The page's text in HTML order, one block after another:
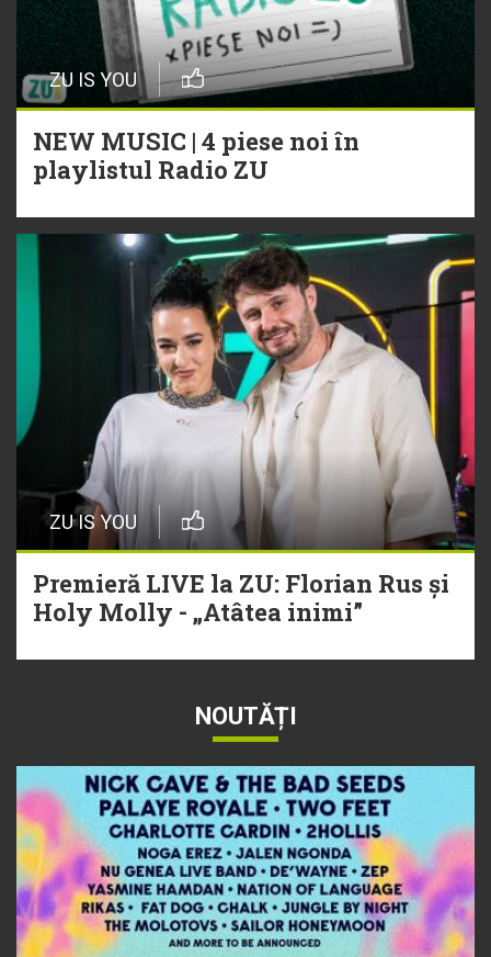
ZU IS YOU
NEW MUSIC | 4 piese noi în
playlistul Radio ZU
ZU IS YOU
Premieră LIVE la ZU: Florian Rus și
Holy Molly - „Atâtea inimi”
NOUTĂȚI